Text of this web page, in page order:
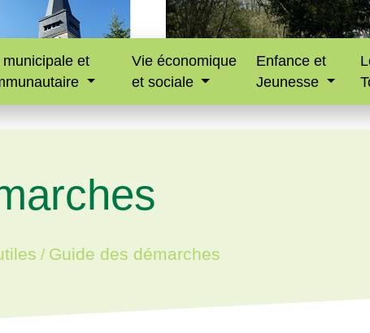
municipale et
Vie économique
et sociale
Enfance et
Jeunesse
/ Guide des démarches